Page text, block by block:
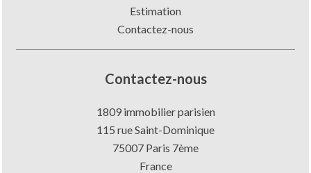
Estimation
Contactez-nous
Contactez-nous
1809 immobilier parisien
115 rue Saint-Dominique
75007 Paris 7ème
France